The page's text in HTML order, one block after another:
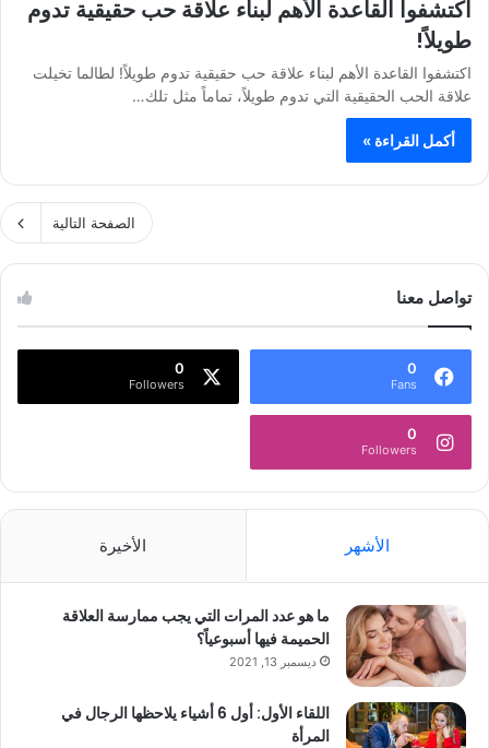
اكتشفوا القاعدة الأهم لبناء علاقة حب حقيقية تدوم
طويلاً!
اكتشفوا القاعدة الأهم لبناء علاقة حب حقيقية تدوم طويلاً! لطالما تخيلت
علاقة الحب الحقيقية التي تدوم طويلاً، تماماً مثل تلك…
أكمل القراءة »
الصفحة التالية
تواصل معنا
0
Fans
0
Followers
0
Followers
الأشهر الأخيرة
ما هو عدد المرات التي يجب ممارسة العلاقة
الحميمة فيها أسبوعياً؟
ديسمبر 13, 2021
اللقاء الأول: أول 6 أشياء يلاحظها الرجال في
المرأة